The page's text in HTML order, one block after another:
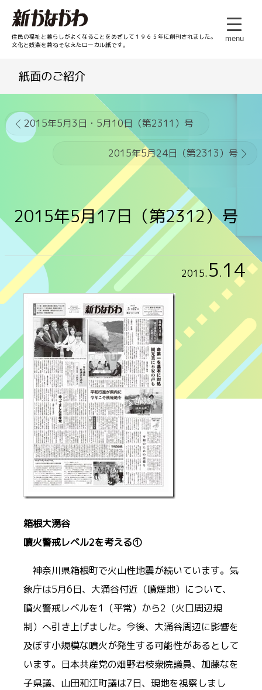
menu
住民の福祉と暮らしがよくなることをめざして１９６５年に創刊されました。
文化と娯楽を兼ねそなえたローカル紙です。
紙面のご紹介
2015年5月3日・5月10日（第2311）号
2015年5月24日（第2313）号
2015年5月17日（第2312）号
2015. 5.14
箱根大湧谷
噴火警戒レベル2を考える①
神奈川県箱根町で火山性地震が続いています。気
象庁は5月6日、大涌谷付近（噴煙地）について、
噴火警戒レベルを1（平常）から2（火口周辺規
制）へ引き上げました。今後、大涌谷周辺に影響を
及ぼす小規模な噴火が発生する可能性があるとして
います。日本共産党の畑野君枝衆院議員、加藤なを
子県議、山田和江町議は7日、現地を視察しまし